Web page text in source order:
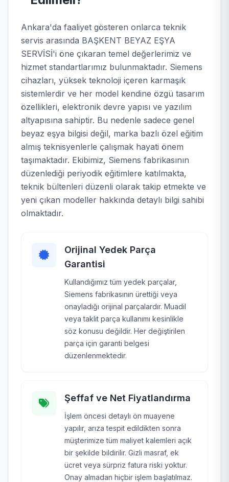
Ankara'da faaliyet gösteren onlarca teknik
servis arasında BAŞKENT BEYAZ EŞYA
SERVİSİ'i öne çıkaran temel değerlerimiz ve
hizmet standartlarımız bulunmaktadır. Siemens
cihazları, yüksek teknoloji içeren karmaşık
sistemlerdir ve her model kendine özgü tasarım
özellikleri, elektronik devre yapısı ve yazılım
altyapısına sahiptir. Bu nedenle sadece genel
beyaz eşya bilgisi değil, marka bazlı özel eğitim
almış teknisyenlerle çalışmak hayati önem
taşımaktadır. Ekibimiz, Siemens fabrikasının
düzenlediği periyodik eğitimlere katılmakta,
teknik bültenleri düzenli olarak takip etmekte ve
yeni çıkan modeller hakkında detaylı bilgi sahibi
olmaktadır.
Orijinal Yedek Parça
Garantisi
Kullandığımız tüm yedek parçalar,
Siemens fabrikasının ürettiği veya
onayladığı orijinal parçalardır. Muadil
veya taklit parça kullanımı kesinlikle
söz konusu değildir. Her değiştirilen
parça için garanti belgesi
düzenlenmektedir.
Şeffaf ve Net Fiyatlandırma
İşlem öncesi detaylı ön muayene
yapılır, arıza tespit edildikten sonra
müşterimize tüm maliyet kalemleri açık
bir şekilde bildirilir. Gizli masraf, ek
ücret veya sürpriz fatura riski yoktur.
Onay almadan hiçbir işlem başlatılmaz.